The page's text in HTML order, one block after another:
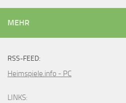
MEHR
RSS-FEED:
Heimspiele.info - PC
LINKS: